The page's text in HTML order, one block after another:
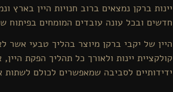
יינות ברקן נמצאים ברוב חנויות היין בארץ
חדשים ובכל עונה עובדים המומחים בפיתוח
היין של יקבי ברקן מיוצר בהליך טבעי
קולקציית יינות ולאורך כל תהליך הפקת
ידידותיים לסביבה שמאפשרים לכולם